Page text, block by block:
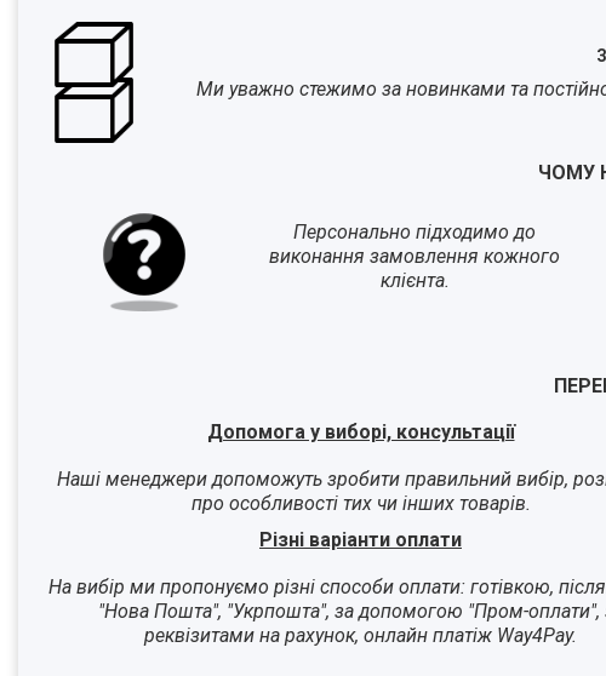
Ми уважно стежимо за новинками та
ЧОМУ
Персонально підходимо до
виконання замовлення кожного
клієнта.
Допомога у виборі, консультації
Наші менеджери допоможуть зробити правильний вибір,
про особливості тих чи інших товарів.
Різні варіанти оплати
На вибір ми пропонуємо різні способи оплати: готівкою,
"Нова Пошта", "Укрпошта", за допомогою "Пром-оплати",
реквізитами на рахунок, онлайн платіж Way4Pay.